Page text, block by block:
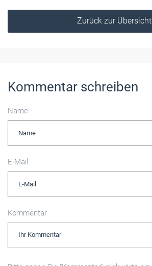
Zurück zur Übersicht
Kommentar schreiben
Name
E-Mail
Kommentar